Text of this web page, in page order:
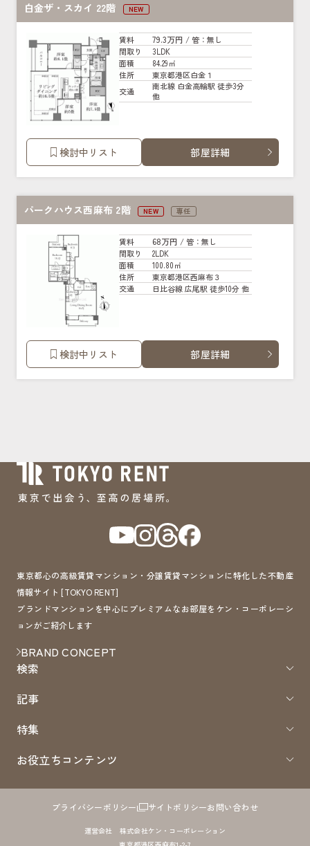
白金ザ・スカイ 22階 NEW
賃料 79.3万円 / 管：無し
間取り
3LDK
面積
84.29㎡
住所
東京都港区白金１
交通
南北線 白金高輪駅 徒歩3分
他
検討中リスト 部屋詳細
パークハウス西麻布 2階 NEW 専任
賃料 68万円 / 管：無し
間取り
2LDK
面積
100.80㎡
住所
東京都港区西麻布３
交通
日比谷線 広尾駅 徒歩10分 他
検討中リスト 部屋詳細
東京都心の高級賃貸マンション・分譲賃貸マンションに特化した不動産
情報サイト [TOKYO RENT]
ブランドマンションを中心にプレミアムなお部屋をケン・コーポレーシ
ョンがご紹介します
BRAND CONCEPT
検索
記事
特集
お役立ちコンテンツ
プライバシーポリシー サイトポリシーお問い合わせ
運営会社 株式会社ケン・コーポレーション